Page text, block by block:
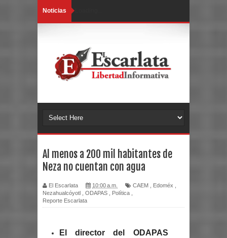
Noticias
Al menos a 200 mil habitantes de
Neza no cuentan con agua
El Escarlata 10:00 a.m. CAEM Edoméx
Nezahualcóyotl
ODAPAS Política
Reporte Escarlata
El director del ODAPAS